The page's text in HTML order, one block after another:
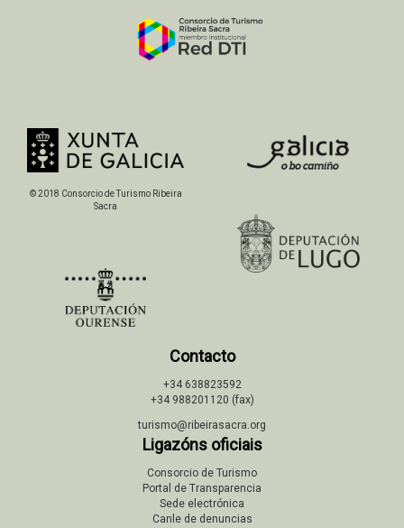
© 2018 Consorcio de Turismo Ribeira
Sacra
Contacto
+34 638823592
+34 988201120 (fax)
turismo@ribeirasacra.org
Ligazóns oficiais
Consorcio de Turismo
Portal de Transparencia
Sede electrónica
Canle de denuncias